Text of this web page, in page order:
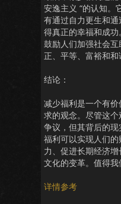
安逸主义 “的认知。
有通过自力更生和
得真正的幸福和成
鼓励人们加强社会
正、平等、富裕和和
结论：
减少福利是一个有
求的观念。尽管这
争议，但其背后的
福利可以实现人们
力、促进长期经济
文化的变革。值得我
详情参考